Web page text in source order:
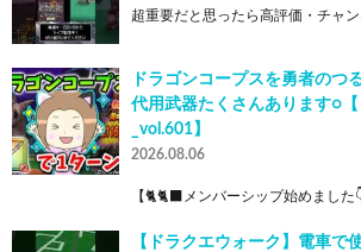
超重要だと思ったら高評価・チャ
ドラゴンコープスを勇者のつ
代用武器たくさんあります○
_vol.601】
2026.08.06
【🐈🐈‍⬛メンバーシップ始めまし
【ドラクエウォーク】電車で